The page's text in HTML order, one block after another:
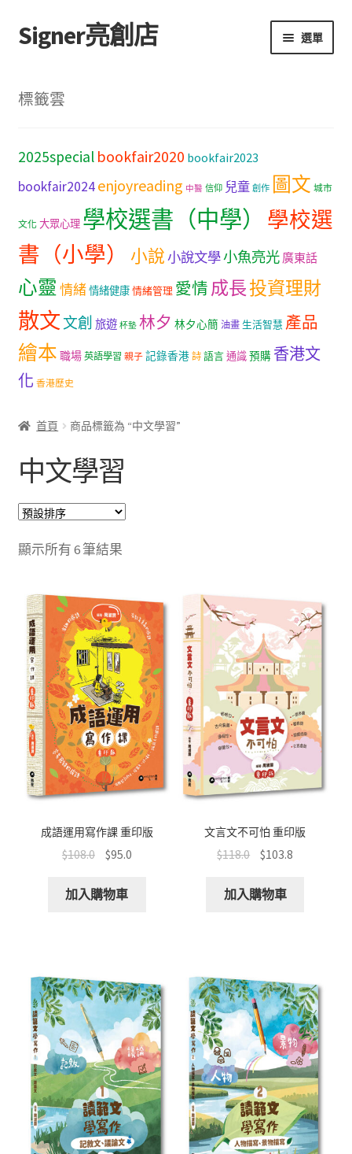
跳
至
覽
列
跳
至
要
內
Signer亮創店 選單
學校選書（小學）
「此時此地 看見亮光」2025特展
網上書店
無紙書
文創
標籤雲
2025special bookfair2020 bookfair2023
bookfair2024enjoyreading 中醫 信仰 兒童 創作 圖文 城市
文化 大眾心理 學校選書（中學）
學校選
書（小學）
小說小說文學小魚亮光 廣東話
心靈 情緒情緒健康情緒管理 愛情 成長投資理財
散文 文創 旅遊 杯墊 林夕 林夕心簡 油畫 生活智慧 產品
繪本 職場 英語學習 親子 記錄香港 詩 語言通識預購 香港文
化 香港歷史
首頁 商品標籤為 “中文學習”
中文學習
顯示所有 6 筆結果
成語運用寫作課 重印版
$108.0 $95.0
加入購物車
文言文不可怕 重印版
$118.0 $103.8
加入購物車